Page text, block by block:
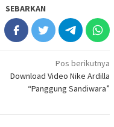
SEBARKAN
Pos berikutnya
Download Video Nike Ardilla
“Panggung Sandiwara”